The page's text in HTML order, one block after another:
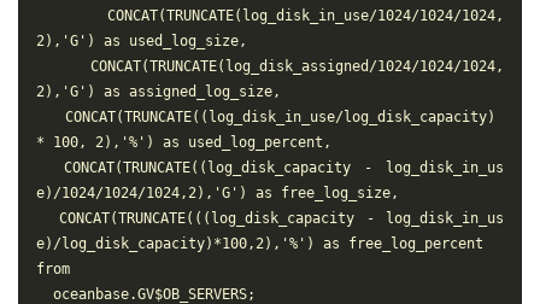
CONCAT(TRUNCATE(log_disk_in_use/1024/1024/1024,
2),'G') as used_log_size,
CONCAT(TRUNCATE(log_disk_assigned/1024/1024/1024,
2),'G') as assigned_log_size,
CONCAT(TRUNCATE((log_disk_in_use/log_disk_capacity)
* 100, 2),'%') as used_log_percent,
CONCAT(TRUNCATE((log_disk_capacity - log_disk_in_us
e)/1024/1024/1024,2),'G') as free_log_size,
CONCAT(TRUNCATE(((log_disk_capacity - log_disk_in_us
e)/log_disk_capacity)*100,2),'%') as free_log_percent
from